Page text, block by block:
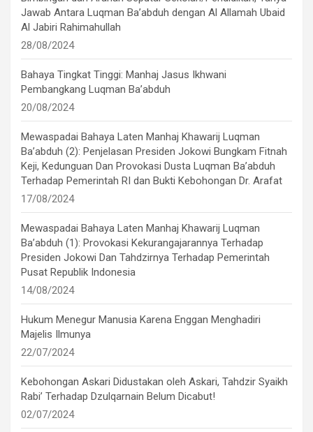
Jawab Antara Luqman Ba’abduh dengan Al Allamah Ubaid
Al Jabiri Rahimahullah
28/08/2024
Bahaya Tingkat Tinggi: Manhaj Jasus Ikhwani
Pembangkang Luqman Ba’abduh
20/08/2024
Mewaspadai Bahaya Laten Manhaj Khawarij Luqman
Ba’abduh (2): Penjelasan Presiden Jokowi Bungkam Fitnah
Keji, Kedunguan Dan Provokasi Dusta Luqman Ba’abduh
Terhadap Pemerintah RI dan Bukti Kebohongan Dr. Arafat
17/08/2024
Mewaspadai Bahaya Laten Manhaj Khawarij Luqman
Ba’abduh (1): Provokasi Kekurangajarannya Terhadap
Presiden Jokowi Dan Tahdzirnya Terhadap Pemerintah
Pusat Republik Indonesia
14/08/2024
Hukum Menegur Manusia Karena Enggan Menghadiri
Majelis Ilmunya
22/07/2024
Kebohongan Askari Didustakan oleh Askari, Tahdzir Syaikh
Rabi’ Terhadap Dzulqarnain Belum Dicabut!
02/07/2024